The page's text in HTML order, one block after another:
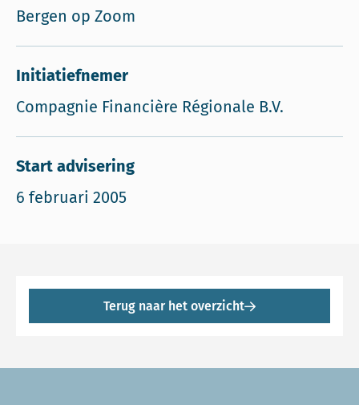
Bergen op Zoom
Initiatiefnemer
Compagnie Financière Régionale B.V.
Start advisering
6 februari 2005
Terug naar het overzicht